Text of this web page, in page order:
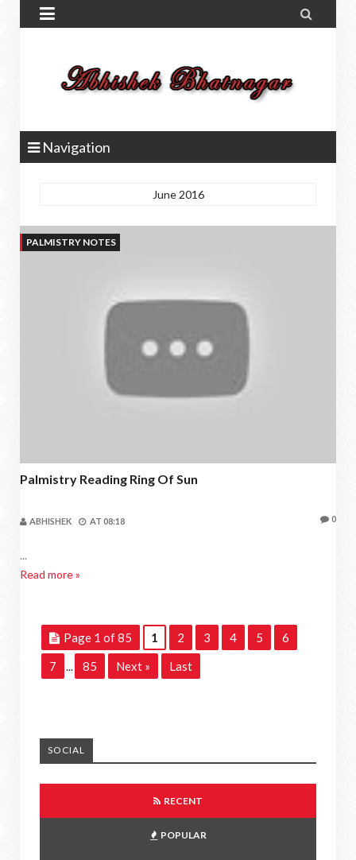
 
Navigation
June 2016
PALMISTRY NOTES
Palmistry Reading Ring Of Sun
ABHISHEK AT 08:18 0
...
Read more »
Page 1 of 85 1 2 3 4 5
6
7
... 85 Next » Last
SOCIAL
RECENT
POPULAR